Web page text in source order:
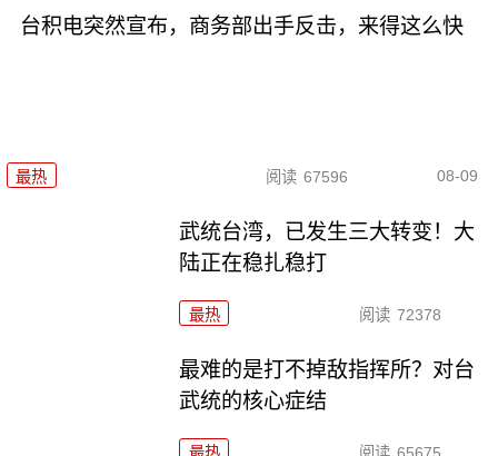
台积电突然宣布，商务部出手反击，来得这么快
最热 阅读 67596 08-09
武统台湾，已发生三大转变！大
陆正在稳扎稳打
最热 阅读 72378
最难的是打不掉敌指挥所？对台
武统的核心症结